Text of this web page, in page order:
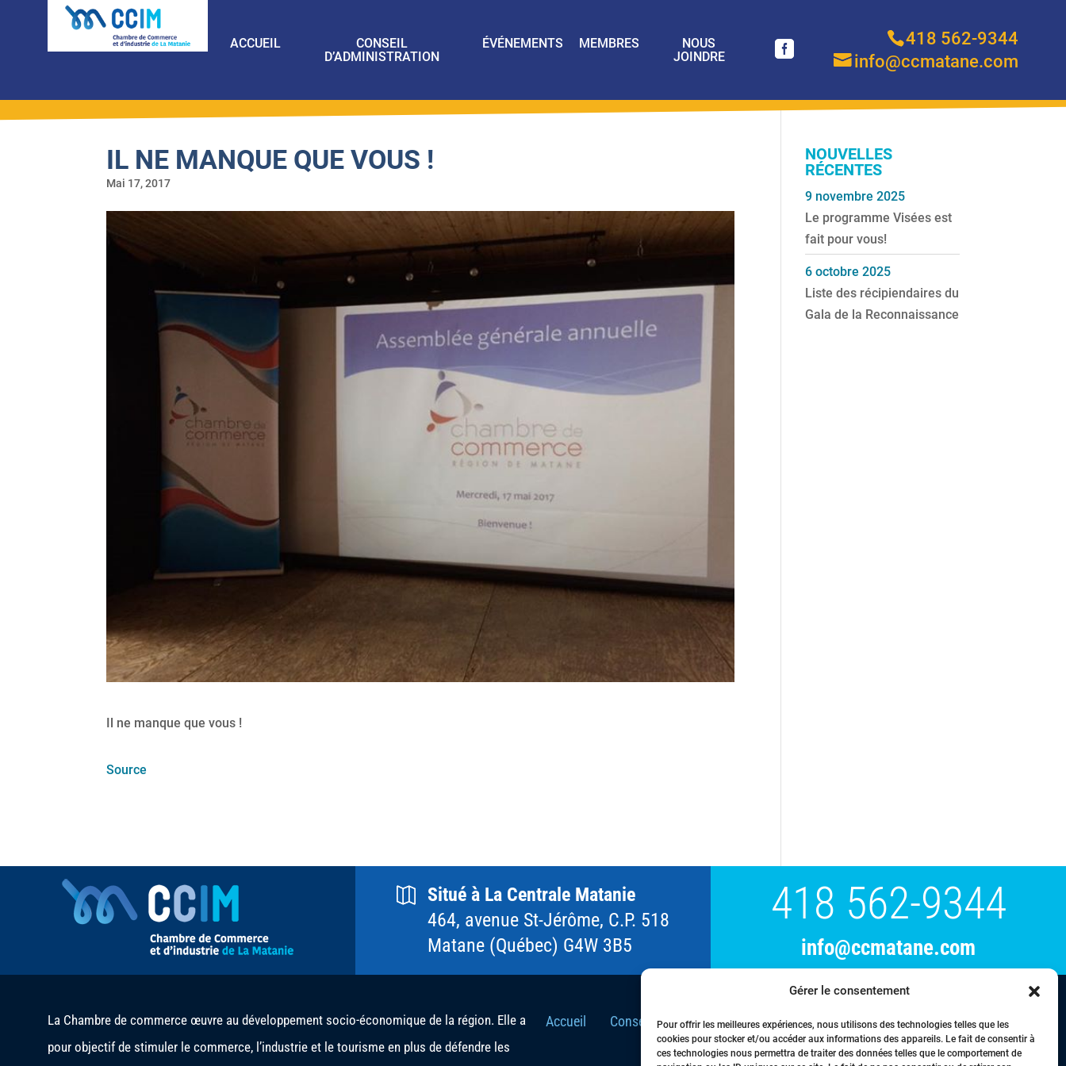
Gérer le consentement
Pour offrir les meilleures expériences, nous utilisons des technologies telles que les
cookies pour stocker et/ou accéder aux informations des appareils. Le fait de consentir à
ces technologies nous permettra de traiter des données telles que le comportement de
ACCUEIL
CONSEIL
D’ADMINISTRATION
ÉVÉNEMENTS MEMBRES
NOUS
JOINDRE
418 562-9344
info@ccmatane.com
IL NE MANQUE QUE VOUS !
Mai 17, 2017
Il ne manque que vous !
Source
NOUVELLES
RÉCENTES
Le programme Visées est
fait pour vous!
9 novembre 2025
Liste des récipiendaires du
Gala de la Reconnaissance
6 octobre 2025
Situé à La Centrale Matanie
464, avenue St-Jérôme, C.P. 518
Matane (Québec) G4W 3B5
418 562-9344
info@ccmatane.com
La Chambre de commerce œuvre au développement socio-économique de la région. Elle a
pour objectif de stimuler le commerce, l’industrie et le tourisme en plus de défendre les
Accueil Conseil d’Administration Événements Membres Nous joindre